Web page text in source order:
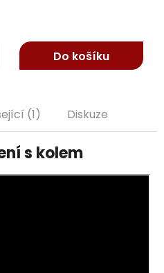
Do košíku
(1) Diskuze
s kolem